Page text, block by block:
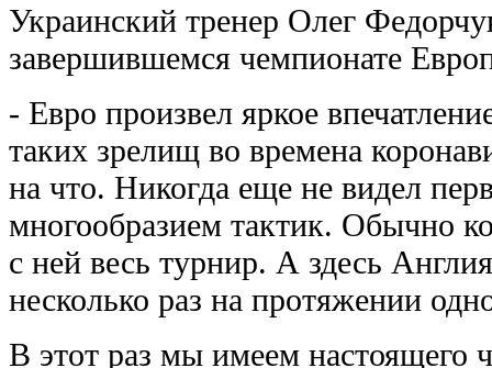
Украинский тренер Олег
завершившемся чемпионате
- Евро произвел яркое
таких зрелищ во времена
на что. Никогда еще не видел
многообразием тактик. Обычно
с ней весь турнир. А здесь
несколько раз на протяжении
В этот раз мы имеем настоящего